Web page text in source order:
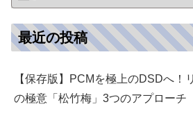
最近の投稿
【保存版】PCMを極上のDSDへ！
の極意「松竹梅」3つのアプローチ